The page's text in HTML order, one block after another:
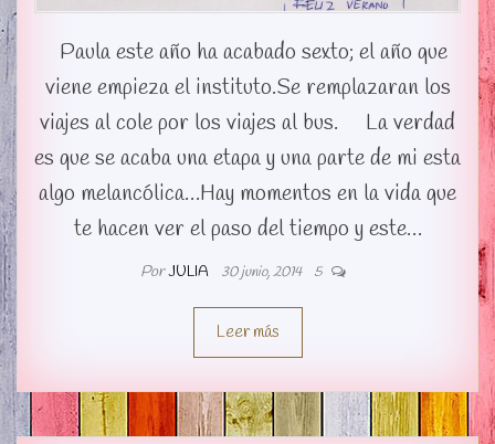
Paula este año ha acabado sexto; el año que
viene empieza el instituto.Se remplazaran los
viajes al cole por los viajes al bus. La verdad
es que se acaba una etapa y una parte de mi esta
algo melancólica…Hay momentos en la vida que
te hacen ver el paso del tiempo y este…
PorJULIA 30 junio, 2014 5
Leer más